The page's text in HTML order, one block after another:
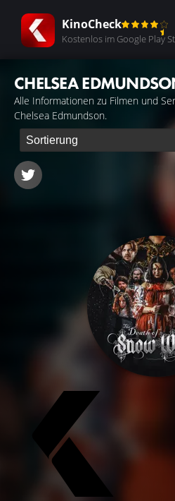
KinoCheck
Kostenlos im Google Play
CHELSEA
Alle Informationen zu Filmen und
Chelsea Edmundson.